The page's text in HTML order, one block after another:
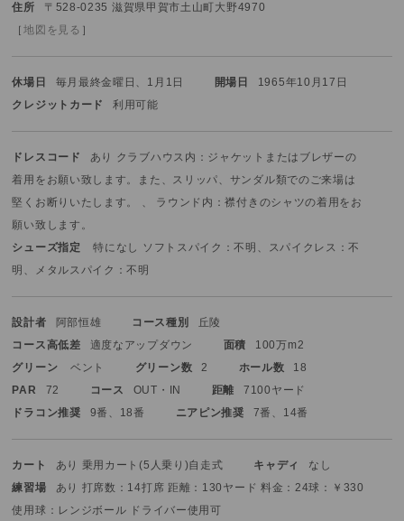
住所
〒528-0235 滋賀県甲賀市土山町大野4970
［地図を見る ］
休場日 毎月最終金曜日、1月1日 開場日
1965年10月17日
クレジットカード
利用可能
ドレスコード
あり クラブハウス内：ジャケットまたはブレザーの
着用をお願い致します。また、スリッパ、サンダル類でのご来場は
堅くお断りいたします。 、 ラウンド内：襟付きのシャツの着用をお
願い致します。
シューズ指定
特になし ソフトスパイク：不明、スパイクレス：不
明、メタルスパイク：不明
設計者 阿部恒雄 コース種別
丘陵
コース高低差
適度なアップダウン 面積
100万m2
グリーン
ベント グリーン数 2 ホール数
18
PAR
72 コース OUT・IN 距離
7100ヤード
ドラコン推奨
9番、18番 ニアピン推奨 7番、14番
カート あり 乗用カート(5人乗り)自走式 キャディ
なし
練習場
あり 打席数：14打席 距離：130ヤード 料金：24球：￥330
使用球：レンジボール ドライバー使用可